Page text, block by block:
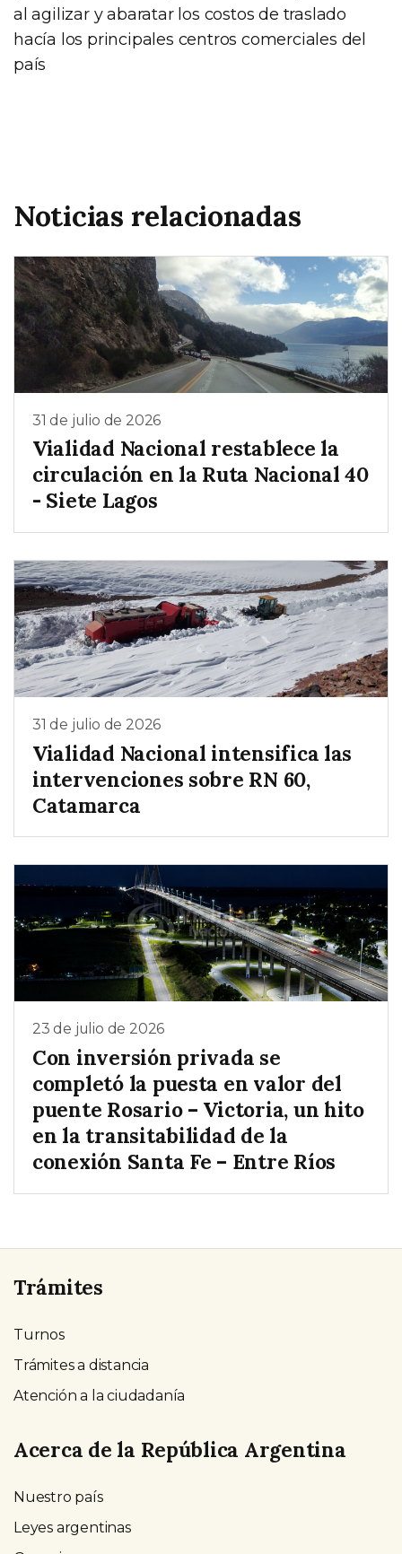
al agilizar y abaratar los costos de traslado
hacía los principales centros comerciales del
país
Noticias relacionadas
31 de julio de 2026
Vialidad Nacional restablece la
circulación en la Ruta Nacional 40
- Siete Lagos
31 de julio de 2026
Vialidad Nacional intensifica las
intervenciones sobre RN 60,
Catamarca
23 de julio de 2026
Con inversión privada se
completó la puesta en valor del
puente Rosario – Victoria, un hito
en la transitabilidad de la
conexión Santa Fe – Entre Ríos
Trámites
Turnos
Trámites a distancia
Atención a la ciudadanía
Acerca de la República Argentina
Nuestro país
Leyes argentinas